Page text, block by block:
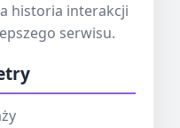
historia interakcji
serwisu.